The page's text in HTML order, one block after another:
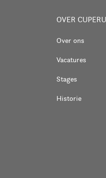
OVER
Over ons
Vacatures
Stages
Historie